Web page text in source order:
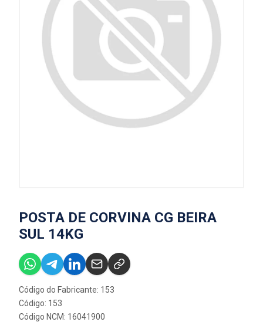
POSTA DE CORVINA CG BEIRA
SUL 14KG
Código do Fabricante: 153
Código: 153
Código NCM: 16041900